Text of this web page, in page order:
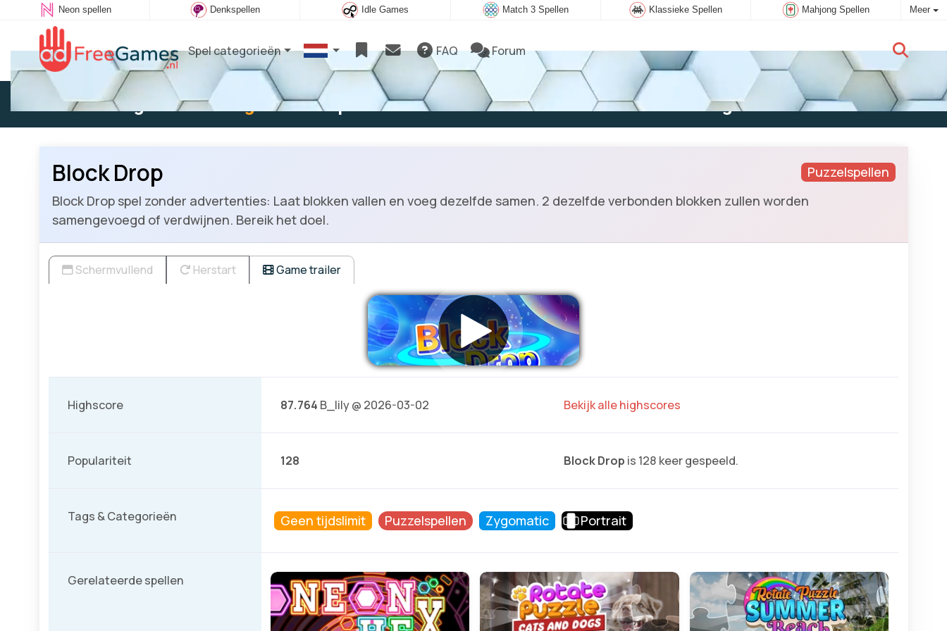
Neon spellen Denkspellen Idle Games Match 3 Spellen Klassieke Spellen Mahjong Spellen Meer
Spel categorieën FAQ Forum
Bestaande gebruiker: Log inom te spelen Nieuwe gebruiker:Aanmelden
Puzzelspellen
Block Drop
Block Drop spel zonder advertenties: Laat blokken vallen en voeg dezelfde samen. 2 dezelfde verbonden blokken zullen worden
samengevoegd of verdwijnen. Bereik het doel.
Schermvullend Herstart Game trailer
Highscore 87.764 B_lily @ 2026-03-02 Bekijk alle highscores
Populariteit 128 Block Drop is 128 keer gespeeld.
Tags & Categorieën Geen tijdslimit Puzzelspellen Zygomatic Portrait
Gerelateerde spellen